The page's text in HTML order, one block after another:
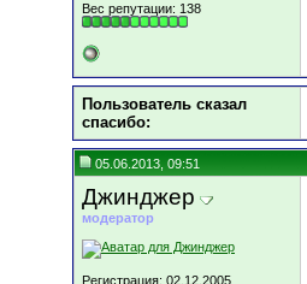
Вес репутации: 138
Пользователь сказал
cпасибо:
05.06.2013, 09:51
Джинджер
модератор
Регистрация: 02.12.2005